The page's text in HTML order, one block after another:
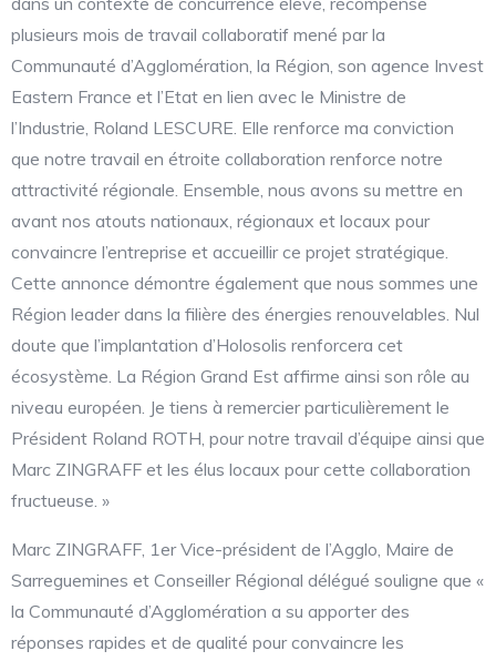
plusieurs mois de travail collaboratif mené par la
Communauté d’Agglomération, la Région, son agence Invest
Eastern France et l’Etat en lien avec le Ministre de
l’Industrie, Roland LESCURE. Elle renforce ma conviction
que notre travail en étroite collaboration renforce notre
attractivité régionale. Ensemble, nous avons su mettre en
avant nos atouts nationaux, régionaux et locaux pour
convaincre l’entreprise et accueillir ce projet stratégique.
Cette annonce démontre également que nous sommes une
Région leader dans la filière des énergies renouvelables. Nul
doute que l’implantation d’Holosolis renforcera cet
écosystème. La Région Grand Est affirme ainsi son rôle au
niveau européen. Je tiens à remercier particulièrement le
Président Roland ROTH, pour notre travail d’équipe ainsi que
Marc ZINGRAFF et les élus locaux pour cette collaboration
fructueuse. »
Marc ZINGRAFF, 1er Vice-président de l’Agglo, Maire de
Sarreguemines et Conseiller Régional délégué souligne que «
la Communauté d’Agglomération a su apporter des
réponses rapides et de qualité pour convaincre les